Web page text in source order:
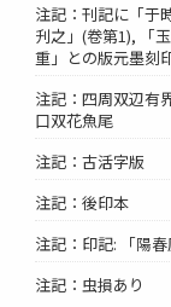
注記：刊記に「于
刋之」(卷第1), 「
重」との版元墨刻
注記：四周双辺有
口双花魚尾
注記：古活字版
注記：後印本
注記：印記: 「陽
注記：虫損あり